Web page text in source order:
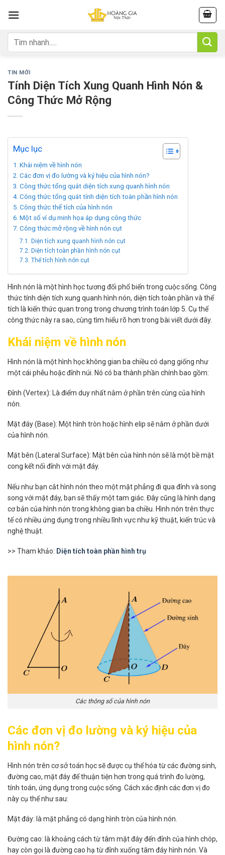
content
Tìm
kiếm:
TIN MỚI
Tính Diện Tích Xung Quanh Hình Nón​ &
Công Thức Mở Rộng
Mục lục
Khái niệm về hình nón
Các đơn vị đo lường và ký hiệu của hình nón?
Công thức tổng quát diện tích xung quanh hình nón
Công thức tổng quát tính diện tích toàn phần hình nón
Công thức thể tích của hình nón
Một số ví dụ minh họa áp dụng công thức
Công thức mở rộng về hình nón cụt
Diện tích xung quanh hình nón cụt
Diện tích toàn phần hình nón cụt
Thể tích hình nón cụt
Hình nón là một hình học tương đối phổ biến trong cuộc sống. Công
thức tính diện tích xung quanh hình nón, diện tích toàn phần và thể
tích là kiến thức quan trong trong chương trình toán lớp 5. Cụ thể
công thức này ra sao, cùng tìm hiểu rõ hơn trong bài viết dưới đây.
Khái niệm về hình nón
Hình nón là một hình học không gian ba chiều có dạng giống như
một cái phễu hoặc đỉnh núi. Nó có ba thành phần chính bao gồm:
Đỉnh (Vertex): Là điểm duy nhất nằm ở phần trên cùng của hình
nón.
Mặt đáy (Base): Một hình tròn hoặc hình elip sẽ nằm ở phần dưới
của hình nón.
Mặt bên (Lateral Surface): Mặt bên của hình nón sẽ là một bề mặt
cong kết nối đỉnh với mặt đáy.
Nếu như bạn cắt hình nón theo một mặt phẳng đi qua đỉnh và song
song với mặt đáy, bạn sẽ thấy một tam giác. Đây cũng là hình dạng
cơ bản của hình nón trong không gian ba chiều. Hình nón trên thực
tế có nhiều ứng dụng trong nhiều lĩnh vực như kỹ thuật, kiến trúc và
nghệ thuật.
>> Tham khảo: Diện tích toàn phần hình trụ​
Các thông số của hình nón
Các đơn vị đo lường và ký hiệu của
hình nón?
Hình nón trên cơ sở toán học sẽ được cụ thể hóa từ các đường sinh,
đường cao, mặt đáy để thuận tiện hơn trong quá trình đo lường,
tính toán, ứng dụng trong cuộc sống. Cách xác định các đơn vị đo
này cụ thể như sau:
Mặt đáy: là mặt phẳng có dạng hình tròn của hình nón.
Đường cao: là khoảng cách từ tâm mặt đáy đến đỉnh của hình chóp,
hay còn gọi là đường cao hạ từ đỉnh xuống tâm đáy hình nón. Và